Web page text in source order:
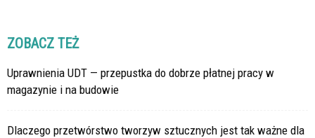
ZOBACZ TEŻ
Uprawnienia UDT — przepustka do dobrze płatnej pracy w
magazynie i na budowie
Dlaczego przetwórstwo tworzyw sztucznych jest tak ważne dla